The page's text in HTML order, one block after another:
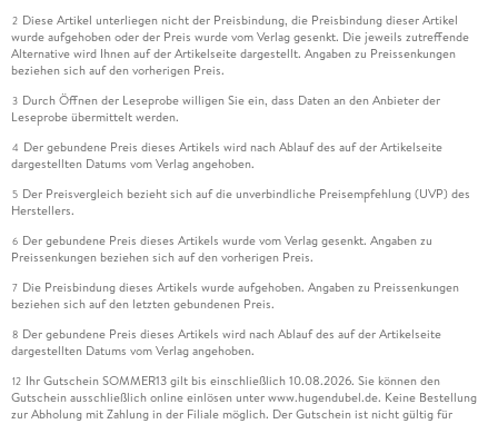
2 Diese Artikel unterliegen nicht der Preisbindung, die Preisbindung dieser Artikel
wurde aufgehoben oder der Preis wurde vom Verlag gesenkt. Die jeweils zutreffende
Alternative wird Ihnen auf der Artikelseite dargestellt. Angaben zu Preissenkungen
beziehen sich auf den vorherigen Preis.
3 Durch Öffnen der Leseprobe willigen Sie ein, dass Daten an den Anbieter der
Leseprobe übermittelt werden.
4 Der gebundene Preis dieses Artikels wird nach Ablauf des auf der Artikelseite
dargestellten Datums vom Verlag angehoben.
5 Der Preisvergleich bezieht sich auf die unverbindliche Preisempfehlung (UVP) des
Herstellers.
6 Der gebundene Preis dieses Artikels wurde vom Verlag gesenkt. Angaben zu
Preissenkungen beziehen sich auf den vorherigen Preis.
7 Die Preisbindung dieses Artikels wurde aufgehoben. Angaben zu Preissenkungen
beziehen sich auf den letzten gebundenen Preis.
8 Der gebundene Preis dieses Artikels wird nach Ablauf des auf der Artikelseite
dargestellten Datums vom Verlag angehoben.
12 Ihr Gutschein SOMMER13 gilt bis einschließlich 10.08.2026. Sie können den
Gutschein ausschließlich online einlösen unter www.hugendubel.de. Keine Bestellung
zur Abholung mit Zahlung in der Filiale möglich. Der Gutschein ist nicht gültig für